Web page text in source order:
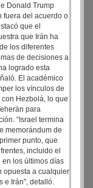
Donald Trump
fuera del acuerdo o
que el
que Irán ha
los diferentes
de decisiones a
logrado esta
El académico
los vínculos de
Hezbolá, lo que
para
“Israel termina
memorándum de
punto, que
incluido el
en los últimos días
opuesta a cualquier
e Irán", detalló.